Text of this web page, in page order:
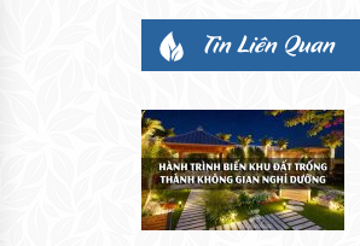
Tin Liên Quan